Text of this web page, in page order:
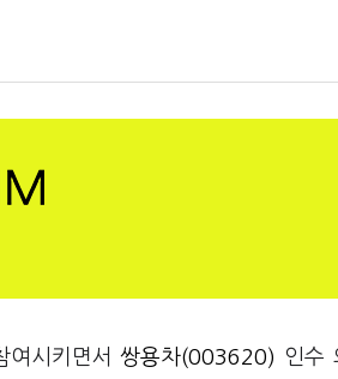
여시키면서쌍용차(003620) 인수